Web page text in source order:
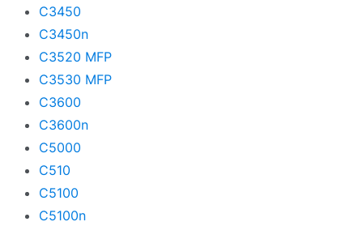
C3450
C3450n
C3520 MFP
C3530 MFP
C3600
C3600n
C5000
C510
C5100
C5100n